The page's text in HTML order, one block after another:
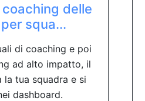
delle
squa...
di coaching e poi
ad alto impatto, il
tua squadra e si
dashboard.